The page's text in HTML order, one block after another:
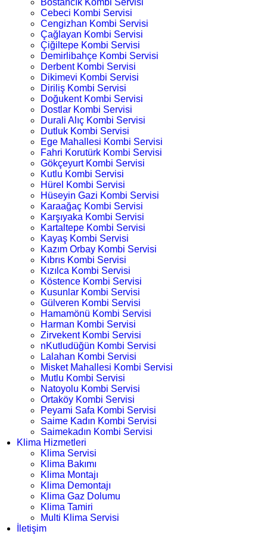
Bostancık Kombi Servisi
Cebeci Kombi Servisi
Cengizhan Kombi Servisi
Çağlayan Kombi Servisi
Çiğiltepe Kombi Servisi
Demirlibahçe Kombi Servisi
Derbent Kombi Servisi
Dikimevi Kombi Servisi
Diriliş Kombi Servisi
Doğukent Kombi Servisi
Dostlar Kombi Servisi
Durali Alıç Kombi Servisi
Dutluk Kombi Servisi
Ege Mahallesi Kombi Servisi
Fahri Korutürk Kombi Servisi
Gökçeyurt Kombi Servisi
Kutlu Kombi Servisi
Hürel Kombi Servisi
Hüseyin Gazi Kombi Servisi
Karaağaç Kombi Servisi
Karşıyaka Kombi Servisi
Kartaltepe Kombi Servisi
Kayaş Kombi Servisi
Kazım Orbay Kombi Servisi
Kıbrıs Kombi Servisi
Kızılca Kombi Servisi
Köstence Kombi Servisi
Kusunlar Kombi Servisi
Gülveren Kombi Servisi
Hamamönü Kombi Servisi
Harman Kombi Servisi
Zirvekent Kombi Servisi
nKutludüğün Kombi Servisi
Lalahan Kombi Servisi
Misket Mahallesi Kombi Servisi
Mutlu Kombi Servisi
Natoyolu Kombi Servisi
Ortaköy Kombi Servisi
Peyami Safa Kombi Servisi
Saime Kadın Kombi Servisi
Saimekadın Kombi Servisi
Klima Hizmetleri
Klima Servisi
Klima Bakımı
Klima Montajı
Klima Demontajı
Klima Gaz Dolumu
Klima Tamiri
Multi Klima Servisi
İletişim